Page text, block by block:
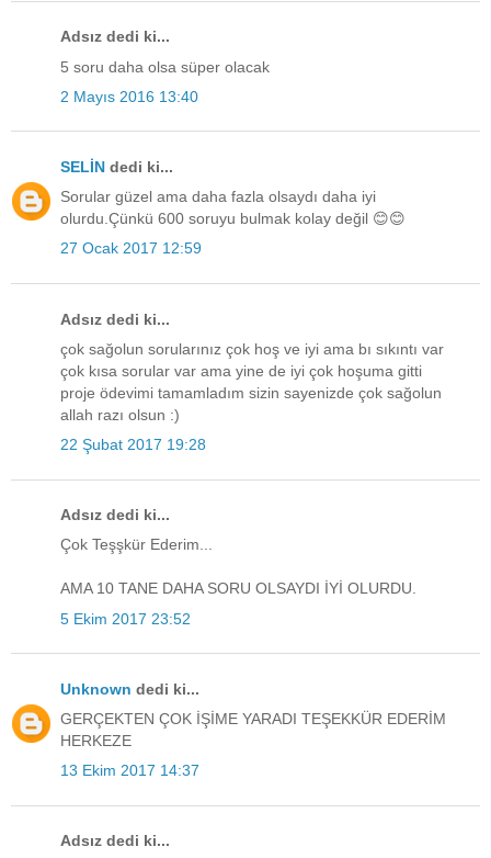
Adsız dedi ki...
5 soru daha olsa süper olacak
2 Mayıs 2016 13:40
SELİN dedi ki...
Sorular güzel ama daha fazla olsaydı daha iyi
olurdu.Çünkü 600 soruyu bulmak kolay değil 😊😊
27 Ocak 2017 12:59
Adsız dedi ki...
çok sağolun sorularınız çok hoş ve iyi ama bı sıkıntı var
çok kısa sorular var ama yine de iyi çok hoşuma gitti
proje ödevimi tamamladım sizin sayenizde çok sağolun
allah razı olsun :)
22 Şubat 2017 19:28
Adsız dedi ki...
Çok Teşşkür Ederim...
AMA 10 TANE DAHA SORU OLSAYDI İYİ OLURDU.
5 Ekim 2017 23:52
Unknown dedi ki...
GERÇEKTEN ÇOK İŞİME YARADI TEŞEKKÜR EDERİM
HERKEZE
13 Ekim 2017 14:37
Adsız dedi ki...